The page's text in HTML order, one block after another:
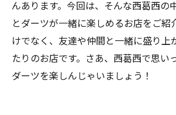
んあります。今回は、そんな西葛西の
とダーツが一緒に楽しめるお店をご紹
けでなく、友達や仲間と一緒に盛り上
たりのお店です。さあ、西葛西で思い
ダーツを楽しんじゃいましょう！